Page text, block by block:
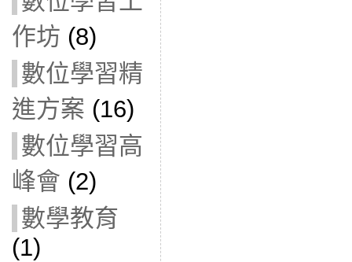
作坊 (8)
數位學習精
進方案 (16)
數位學習高
峰會 (2)
數學教育
(1)